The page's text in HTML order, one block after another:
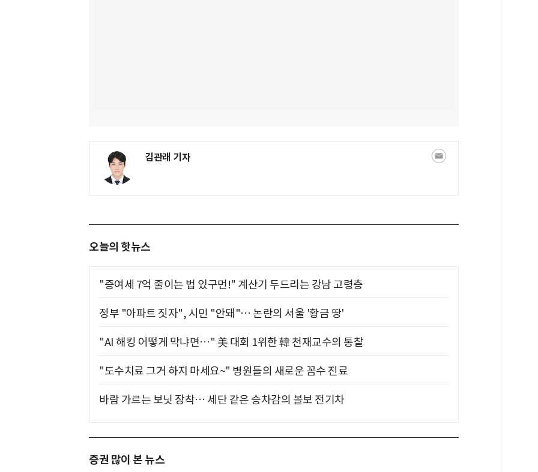
김관래 기자
오늘의 핫뉴스
"증여세 7억 줄이는 법 있구먼!" 계산기 두드리는 강남 고령층
정부 "아파트 짓자", 시민 "안돼"… 논란의 서울 '황금 땅'
"AI 해킹 어떻게 막냐면…" 美 대회 1위한 韓 천재교수의 통찰
"도수치료 그거 하지 마세요~" 병원들의 새로운 꼼수 진료
바람 가르는 보닛 장착… 세단 같은 승차감의 볼보 전기차
증권 많이 본 뉴스